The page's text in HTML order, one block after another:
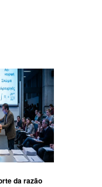
da razão